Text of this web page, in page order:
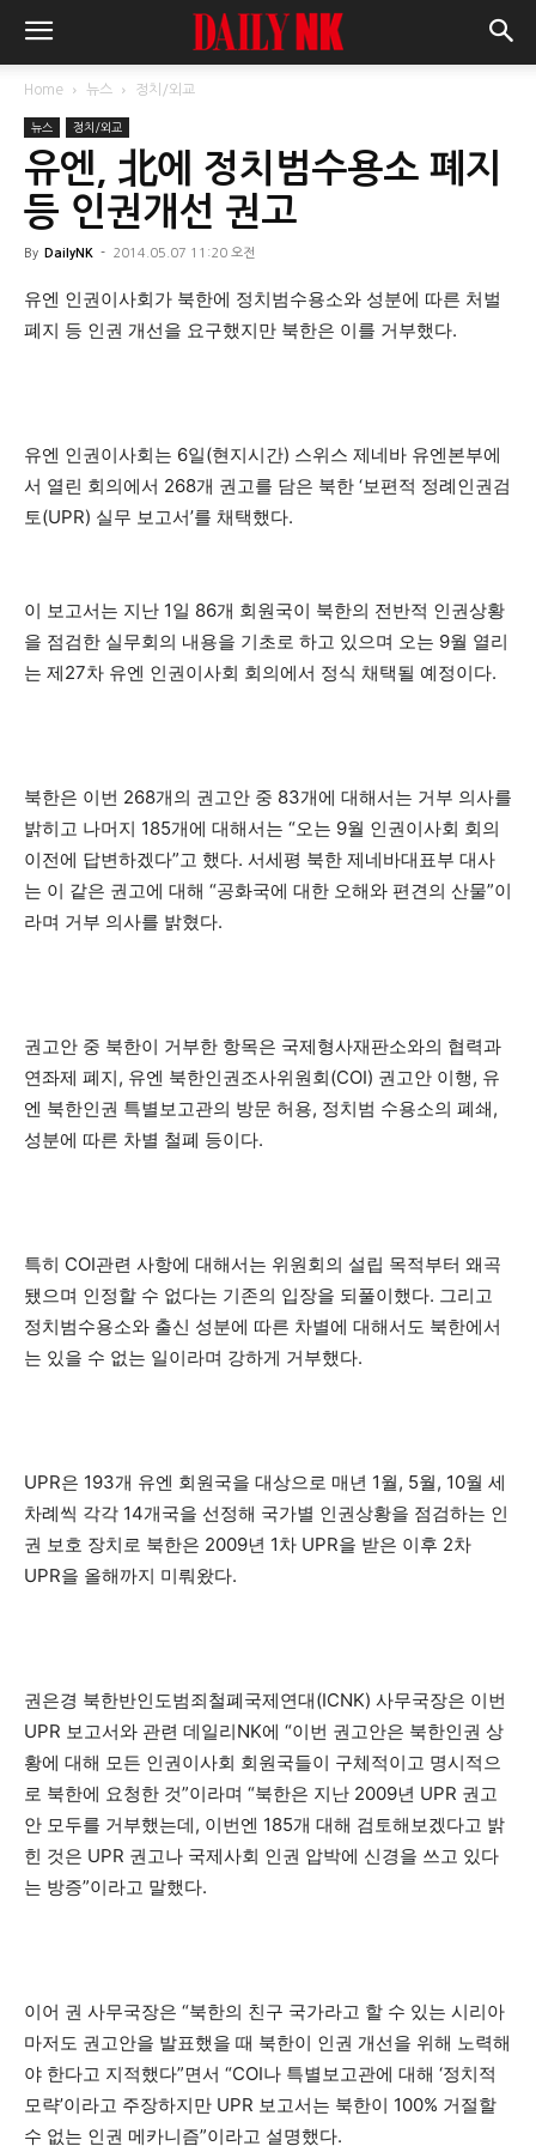
Home 뉴스 정치/외교
뉴스 정치/외교
유엔, 北에 정치범수용소 폐지
등 인권개선 권고
By DailyNK - 2014.05.07 11:20 오전
유엔 인권이사회가 북한에 정치범수용소와 성분에 따른 처벌
폐지 등 인권 개선을 요구했지만 북한은 이를 거부했다.
유엔 인권이사회는 6일(현지시간) 스위스 제네바 유엔본부에
서 열린 회의에서 268개 권고를 담은 북한 ‘보편적 정례인권검
토(UPR) 실무 보고서’를 채택했다.
이 보고서는 지난 1일 86개 회원국이 북한의 전반적 인권상황
을 점검한 실무회의 내용을 기초로 하고 있으며 오는 9월 열리
는 제27차 유엔 인권이사회 회의에서 정식 채택될 예정이다.
북한은 이번 268개의 권고안 중 83개에 대해서는 거부 의사를
밝히고 나머지 185개에 대해서는 “오는 9월 인권이사회 회의
이전에 답변하겠다”고 했다. 서세평 북한 제네바대표부 대사
는 이 같은 권고에 대해 “공화국에 대한 오해와 편견의 산물”이
라며 거부 의사를 밝혔다.
권고안 중 북한이 거부한 항목은 국제형사재판소와의 협력과
연좌제 폐지, 유엔 북한인권조사위원회(COI) 권고안 이행, 유
엔 북한인권 특별보고관의 방문 허용, 정치범 수용소의 폐쇄,
성분에 따른 차별 철폐 등이다.
특히 COI관련 사항에 대해서는 위원회의 설립 목적부터 왜곡
됐으며 인정할 수 없다는 기존의 입장을 되풀이했다. 그리고
정치범수용소와 출신 성분에 따른 차별에 대해서도 북한에서
는 있을 수 없는 일이라며 강하게 거부했다.
UPR은 193개 유엔 회원국을 대상으로 매년 1월, 5월, 10월 세
차례씩 각각 14개국을 선정해 국가별 인권상황을 점검하는 인
권 보호 장치로 북한은 2009년 1차 UPR을 받은 이후 2차
UPR을 올해까지 미뤄왔다.
권은경 북한반인도범죄철폐국제연대(ICNK) 사무국장은 이번
UPR 보고서와 관련 데일리NK에 “이번 권고안은 북한인권 상
황에 대해 모든 인권이사회 회원국들이 구체적이고 명시적으
로 북한에 요청한 것”이라며 “북한은 지난 2009년 UPR 권고
안 모두를 거부했는데, 이번엔 185개 대해 검토해보겠다고 밝
힌 것은 UPR 권고나 국제사회 인권 압박에 신경을 쓰고 있다
는 방증”이라고 말했다.
이어 권 사무국장은 “북한의 친구 국가라고 할 수 있는 시리아
마저도 권고안을 발표했을 때 북한이 인권 개선을 위해 노력해
야 한다고 지적했다”면서 “COI나 특별보고관에 대해 ‘정치적
모략’이라고 주장하지만 UPR 보고서는 북한이 100% 거절할
수 없는 인권 메카니즘”이라고 설명했다.